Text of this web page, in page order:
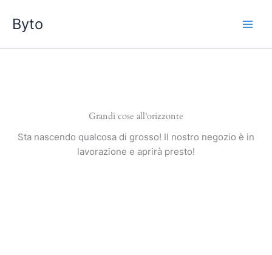
contenuto
Byto
Grandi cose all'orizzonte
Sta nascendo qualcosa di grosso! Il nostro negozio è in
lavorazione e aprirà presto!